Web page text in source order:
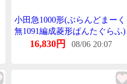
小田急1000形(ぶらんどまーく
無1091編成菱形ぱんたぐらふ)
増結中間6両(動力無)【ぐりー
16,830円 08/06 20:07